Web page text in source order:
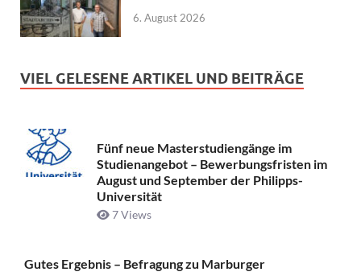
6. August 2026
VIEL GELESENE ARTIKEL UND BEITRÄGE
Fünf neue Masterstudiengänge im
Studienangebot – Bewerbungsfristen im
August und September der Philipps-
Universität
7 Views
Gutes Ergebnis – Befragung zu Marburger